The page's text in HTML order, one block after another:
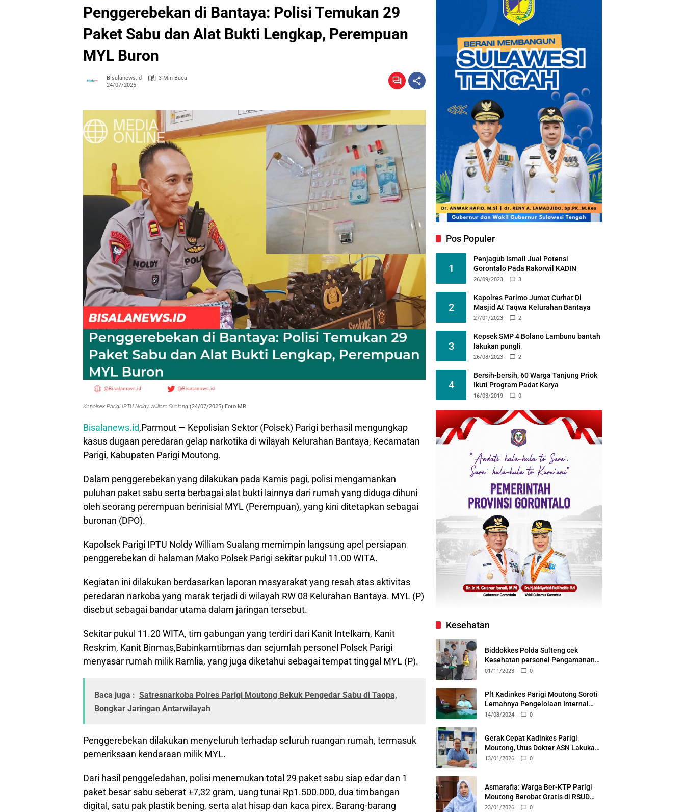
Penggerebekan di Bantaya: Polisi Temukan 29
Paket Sabu dan Alat Bukti Lengkap, Perempuan
MYL Buron
Bisalanews.id
3 Min Baca
24/07/2025
Kapolsek Parigi IPTU Noldy William Sualang.(24/07/2025).Foto MR
Bisalanews.id,Parmout — Kepolisian Sektor (Polsek) Parigi berhasil mengungkap
kasus dugaan peredaran gelap narkotika di wilayah Kelurahan Bantaya, Kecamatan
Parigi, Kabupaten Parigi Moutong.
Dalam penggerebekan yang dilakukan pada Kamis pagi, polisi mengamankan
puluhan paket sabu serta berbagai alat bukti lainnya dari rumah yang diduga dihuni
oleh seorang perempuan berinisial MYL (Perempuan), yang kini ditetapkan sebagai
buronan (DPO).
Kapolsek Parigi IPTU Noldy William Sualang memimpin langsung apel persiapan
penggerebekan di halaman Mako Polsek Parigi sekitar pukul 11.00 WITA.
Kegiatan ini dilakukan berdasarkan laporan masyarakat yang resah atas aktivitas
peredaran narkoba yang marak terjadi di wilayah RW 08 Kelurahan Bantaya. MYL (P)
disebut sebagai bandar utama dalam jaringan tersebut.
Sekitar pukul 11.20 WITA, tim gabungan yang terdiri dari Kanit Intelkam, Kanit
Reskrim, Kanit Binmas,Babinkamtibmas dan sejumlah personel Polsek Parigi
menyasar rumah milik Ramlia, yang juga diketahui sebagai tempat tinggal MYL (P).
Baca juga : Satresnarkoba Polres Parigi Moutong Bekuk Pengedar Sabu di Taopa,
Bongkar Jaringan Antarwilayah
Penggerebekan dilakukan menyeluruh terhadap seluruh ruangan rumah, termasuk
pemeriksaan kendaraan milik MYL.
Dari hasil penggeledahan, polisi menemukan total 29 paket sabu siap edar dan 1
paket besar sabu seberat ±7,32 gram, uang tunai Rp1.500.000, dua timbangan
digital, satu pak plastik bening, serta alat hisap dan kaca pirex. Barang-barang
Pos Populer
1
Penjagub Ismail Jual Potensi
Gorontalo Pada Rakorwil KADIN
26/09/2023 3
2
Kapolres Parimo Jumat Curhat Di
Masjid At Taqwa Kelurahan Bantaya
27/01/2023 2
3
Kepsek SMP 4 Bolano Lambunu bantah
lakukan pungli
26/08/2023 2
4
Bersih-bersih, 60 Warga Tanjung Priok
Ikuti Program Padat Karya
16/03/2019 0
Kesehatan
Biddokkes Polda Sulteng cek
Kesehatan personel Pengamanan
Tahapan Pemilu 2024
01/11/2023 0
Plt Kadinkes Parigi Moutong Soroti
Lemahnya Pengelolaan Internal
RSUD Anuntaloko
14/08/2024 0
Gerak Cepat Kadinkes Parigi
Moutong, Utus Dokter ASN Lakukan
Layanan Rawat Inap di Puskesmas
13/01/2026 0
Asmarafia: Warga Ber-KTP Parigi
Moutong Berobat Gratis di RSUD
Anuntaloko Parigi
23/01/2026 0